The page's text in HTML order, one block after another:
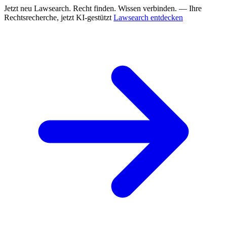
Jetzt neu Lawsearch. Recht finden. Wissen verbinden. — Ihre
Rechtsrecherche, jetzt KI-gestützt Lawsearch entdecken